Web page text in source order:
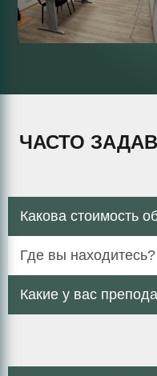
ЧАСТО
Какова стоимость
Где вы находитесь?
Какие у вас